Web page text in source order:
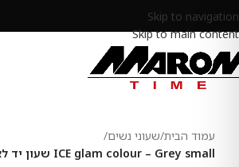
Skip to navigation
Skip to main content
עמוד הבית/שעוני נשים/
ICE glam colour – Grey small שעון יד לאישה אייס Ice-watch, אחריות יבואן רשמי